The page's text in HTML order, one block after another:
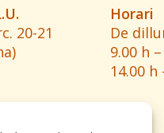
20-21
Horari
De
9.00 h
14.00 h